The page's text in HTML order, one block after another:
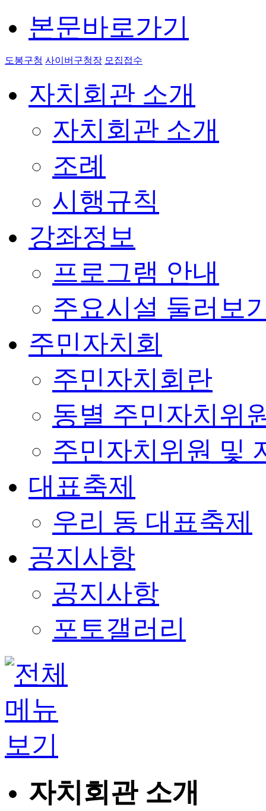
본문바로가기
도봉구청 사이버구청장 모집접수
자치회관 소개
자치회관 소개
조례
시행규칙
강좌정보
프로그램 안내
주요시설 둘러보
주민자치회
주민자치회란
동별 주민자치위
주민자치위원 및
대표축제
우리 동 대표축제
공지사항
공지사항
포토갤러리
자치회관 소개